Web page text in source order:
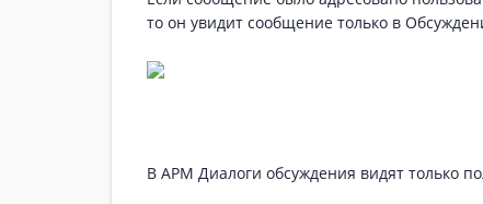
то он увидит сообщение только в
В АРМ Диалоги обсуждения видят только